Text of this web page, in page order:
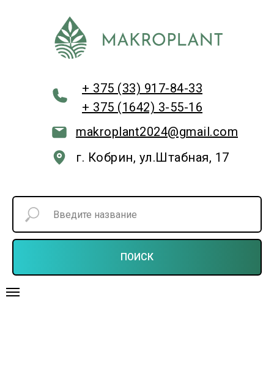
+ 375 (33) 917-84-33
makroplant2024@gmail.com
г. Кобрин, ул.Штабная, 17
+ 375 (1642) 3-55-16
ПОИСК